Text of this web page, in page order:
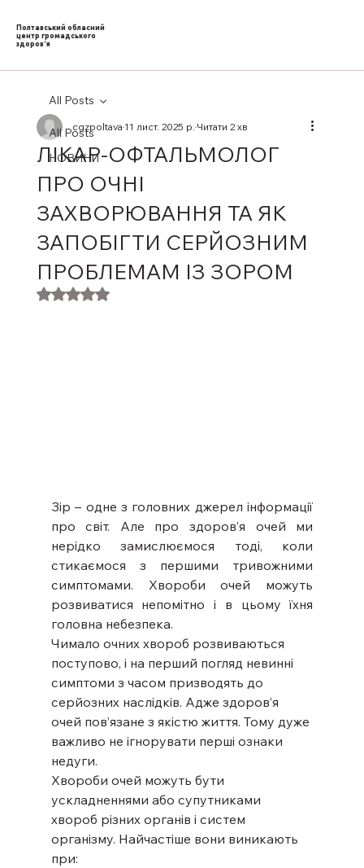
Полтавський обласний
центр громадського
здоров’я
All Posts
НОВИНИ
All Posts
ЛІКАР-ОФТАЛЬМОЛОГ
ПРО ОЧНІ
ЗАХВОРЮВАННЯ ТА ЯК
ЗАПОБІГТИ СЕРЙОЗНИМ
ПРОБЛЕМАМ ІЗ ЗОРОМ
cgzpoltava11 лист. 2025 р.Читати 2 хв
Оцінка: NaN з 5 зірок.
Зір – одне з головних джерел інформації
про світ. Але про здоров’я очей ми
нерідко замислюємося тоді, коли
стикаємося з першими тривожними
симптомами. Хвороби очей можуть
розвиватися непомітно і в цьому їхня
головна небезпека.
Чимало очних хвороб розвиваються
поступово, і на перший погляд невинні
симптоми з часом призводять до
серйозних наслідків. Адже здоров’я
очей пов’язане з якістю життя. Тому дуже
важливо не ігнорувати перші ознаки
недуги.
Хвороби очей можуть бути
ускладненнями або супутниками
хвороб різних органів і систем
організму. Найчастіше вони виникають
при: